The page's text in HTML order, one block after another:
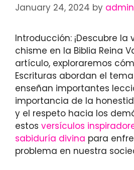
January 24, 2024 by admin
Introducción: ¡Descubre la
chisme en la Biblia Reina
artículo, exploraremos
Escrituras abordan el
enseñan importantes
importancia de la
y el respeto hacia los
estos versículos
sabiduría divina para
problema en nuestra